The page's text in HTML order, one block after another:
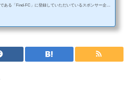
ある「Find-FC」に登録していただいているスポンサー企業